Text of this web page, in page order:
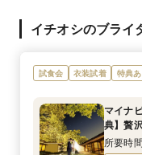
イチオシのブライ
試食会 衣装試着 特典あ
マイナ
典】贅
所要時